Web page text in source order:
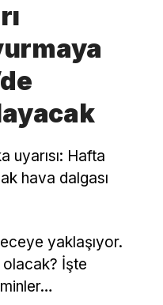
uyarısı: Hafta
hava dalgası
yaklaşıyor.
olacak? İşte